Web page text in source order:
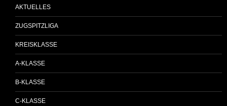
AKTUELLES
ZUGSPITZLIGA
KREISKLASSE
A-KLASSE
B-KLASSE
C-KLASSE